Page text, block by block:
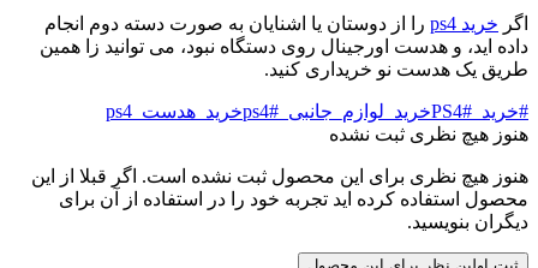
اگر خرید ps4
را از دوستان یا اشنایان به صورت دسته دوم انجام
داده اید، و هدست اورجینال روی دستگاه نبود، می توانید زا همین
طریق یک هدست نو خریداری کنید.
#خرید_PS4 #خرید_لوازم_جانبی_ps4
#خرید_هدست_ps4
هنوز هیچ نظری ثبت نشده
هنوز هیچ نظری برای این محصول ثبت نشده است. اگر قبلا از این
محصول استفاده کرده اید تجربه خود را در استفاده از آن برای
دیگران بنویسید.